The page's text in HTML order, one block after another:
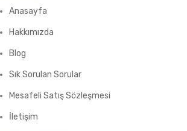
Anasayfa
Hakkımızda
Blog
Sık Sorulan Sorular
Mesafeli Satış Sözleşmesi
İletişim